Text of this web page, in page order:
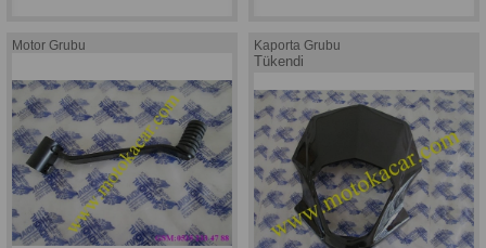
Motor Grubu Kaporta Grubu
Tükendi